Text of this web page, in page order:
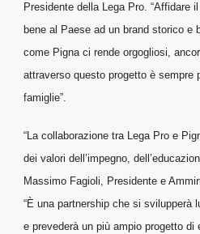
Presidente della Lega Pro. “Affidare
bene al Paese ad un brand storico e
come Pigna ci rende orgogliosi,
attraverso questo progetto è sempre
famiglie”.
“La collaborazione tra Lega Pro e
dei valori dell’impegno,
Massimo Fagioli, Presidente e
“È una partnership che si svilupperà
e prevederà un più ampio progetto